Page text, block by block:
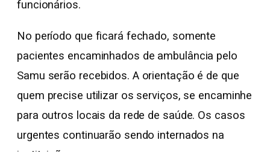
funcionários.
No período que ficará fechado, somente
pacientes encaminhados de ambulância pelo
Samu serão recebidos. A orientação é de que
quem precise utilizar os serviços, se encaminhe
para outros locais da rede de saúde. Os casos
urgentes continuarão sendo internados na